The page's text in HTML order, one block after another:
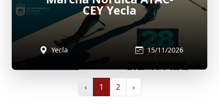
CEY Yecla
Yecla 15/11/2026
‹ 1 2 ›